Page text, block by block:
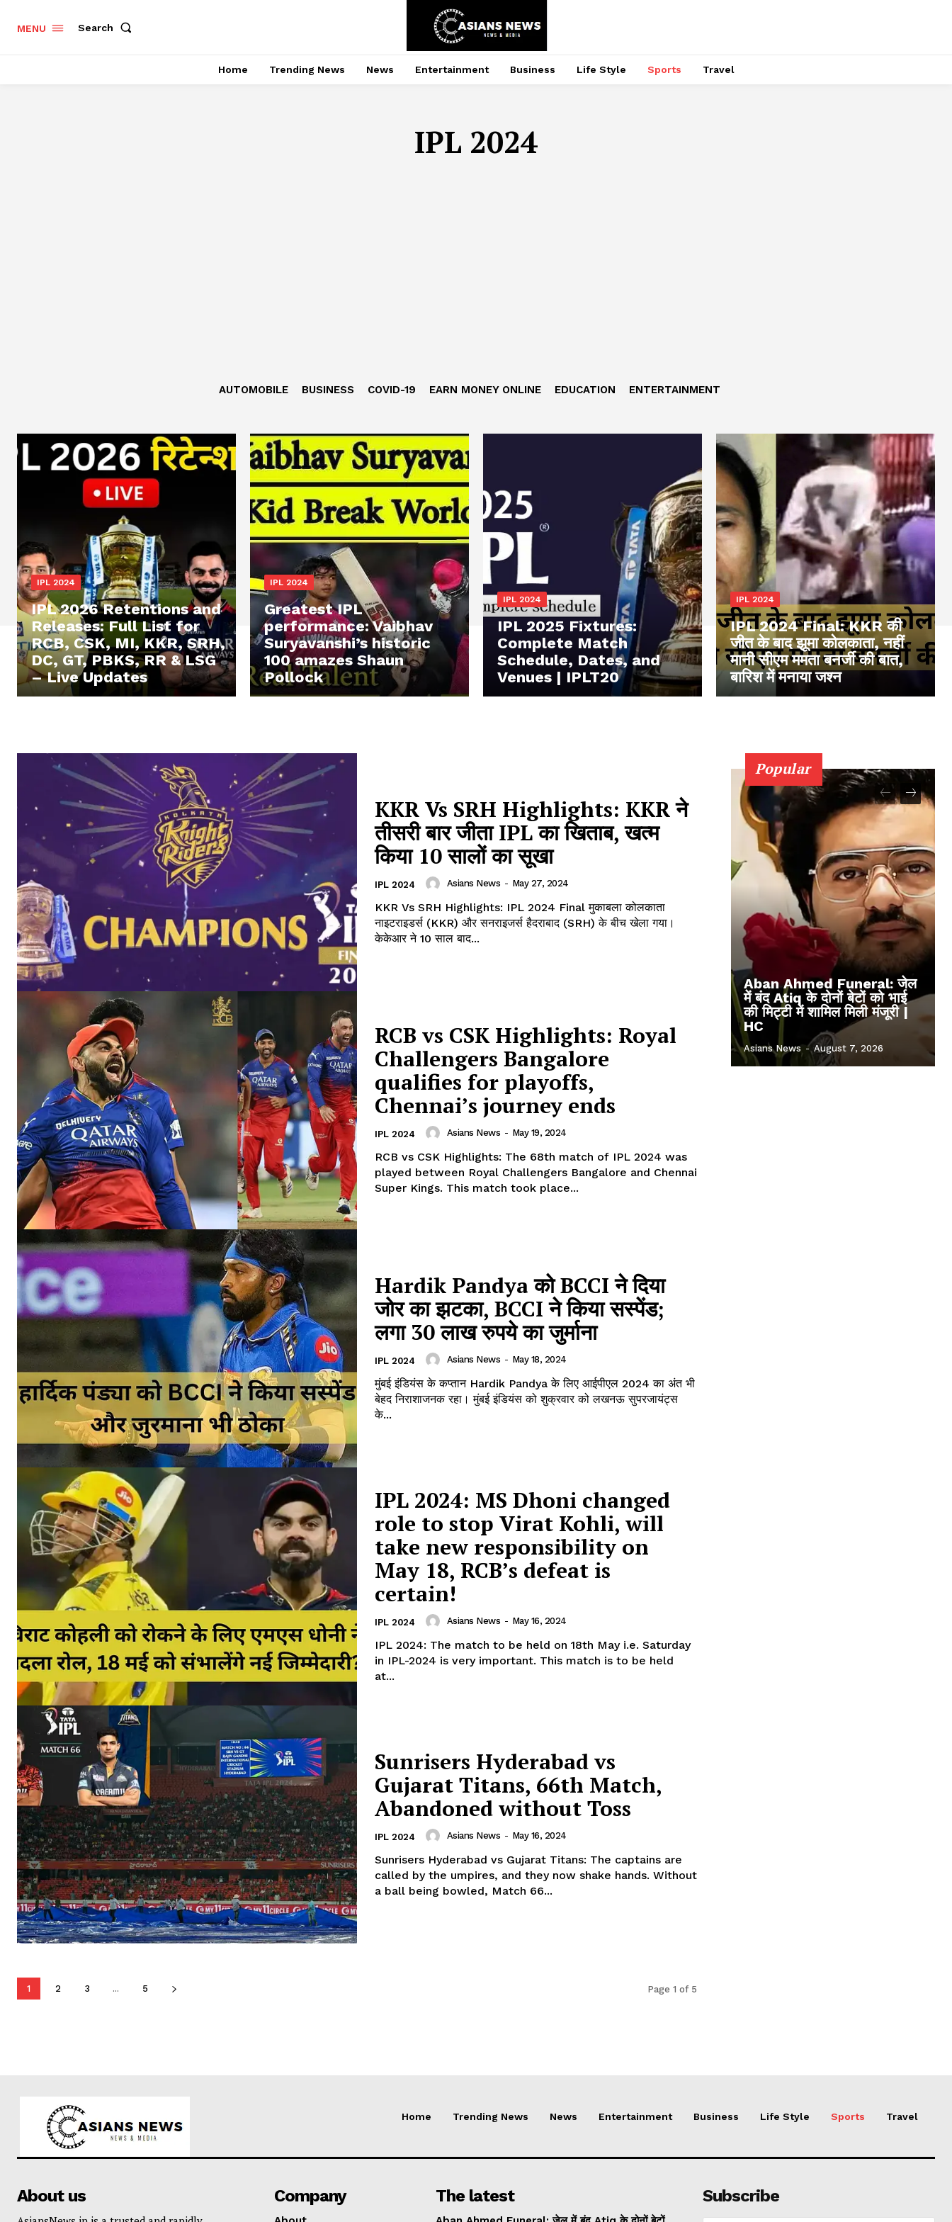
News Week
Magazine PRO
SUBSCRIBE NOW
Company
Terms and Conditions
MENU Search
Home Trending News News Entertainment Business Life Style Sports Travel
IPL 2024
AUTOMOBILE BUSINESS COVID-19 EARN MONEY ONLINE EDUCATION ENTERTAINMENT
IPL 2024
IPL 2026 Retentions and
Releases: Full List for
RCB, CSK, MI, KKR, SRH,
DC, GT, PBKS, RR & LSG
– Live Updates
IPL 2024
Greatest IPL
performance: Vaibhav
Suryavanshi’s historic
100 amazes Shaun
Pollock
IPL 2024
IPL 2025 Fixtures:
Complete Match
Schedule, Dates, and
Venues | IPLT20
IPL 2024
IPL 2024 Final: KKR की
जीत के बाद झूमा कोलकाता, नहीं
मानी सीएम ममता बनर्जी की बात,
बारिश में मनाया जश्न
KKR Vs SRH Highlights: KKR ने
तीसरी बार जीता IPL का खिताब, खत्म
किया 10 सालों का सूखा
IPL 2024 Asians News - May 27, 2024
KKR Vs SRH Highlights: IPL 2024 Final मुकाबला कोलकाता
नाइटराइडर्स (KKR) और सनराइजर्स हैदराबाद (SRH) के बीच खेला गया।
केकेआर ने 10 साल बाद...
RCB vs CSK Highlights: Royal
Challengers Bangalore
qualifies for playoffs,
Chennai’s journey ends
IPL 2024 Asians News - May 19, 2024
RCB vs CSK Highlights: The 68th match of IPL 2024 was
played between Royal Challengers Bangalore and Chennai
Super Kings. This match took place...
Hardik Pandya को BCCI ने दिया
जोर का झटका, BCCI ने किया सस्पेंड;
लगा 30 लाख रुपये का जुर्माना
IPL 2024 Asians News - May 18, 2024
मुंबई इंडियंस के कप्‍तान Hardik Pandya के लिए आईपीएल 2024 का अंत भी
बेहद निराशाजनक रहा। मुंबई इंडियंस को शुक्रवार को लखनऊ सुपरजायंट्स
के...
IPL 2024: MS Dhoni changed
role to stop Virat Kohli, will
take new responsibility on
May 18, RCB’s defeat is
certain!
IPL 2024 Asians News - May 16, 2024
IPL 2024: The match to be held on 18th May i.e. Saturday
in IPL-2024 is very important. This match is to be held
at...
Sunrisers Hyderabad vs
Gujarat Titans, 66th Match,
Abandoned without Toss
IPL 2024 Asians News - May 16, 2024
Sunrisers Hyderabad vs Gujarat Titans: The captains are
called by the umpires, and they now shake hands. Without
a ball being bowled, Match 66...
1 2 3 ... 5 Page 1 of 5
Popular
Aban Ahmed Funeral: जेल
में बंद Atiq के दोनों बेटों को भाई
की मिट्टी में शामिल मिली मंजूरी |
HC
Asians News - August 7, 2026
Home Trending News News Entertainment Business Life Style Sports Travel
About us Company The latest Subscribe